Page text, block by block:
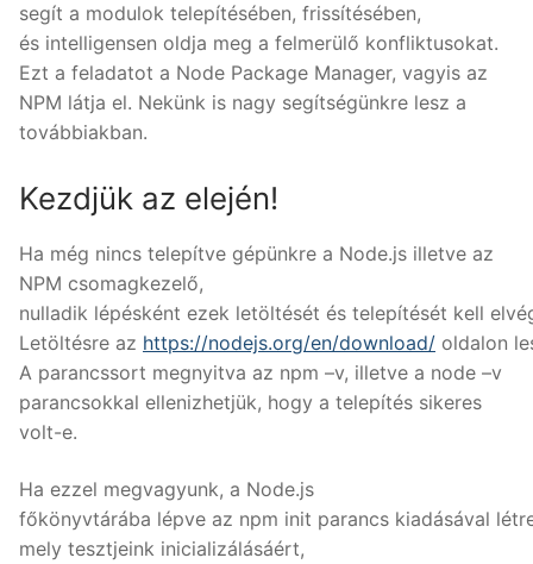
segít a modulok telepítésében, frissítésében,
és intelligensen oldja meg a felmerülő konfliktusokat.
Ezt a feladatot a Node Package Manager, vagyis az
NPM látja el. Nekünk is nagy segítségünkre lesz a
továbbiakban.
Kezdjük az elején!
Ha még nincs telepítve gépünkre a Node.js illetve az
NPM csomagkezelő,
nulladik lépésként ezek letöltését és telepítését kell
Letöltésre az https://nodejs.org/en/download/ oldalon
A parancssort megnyitva az npm –v, illetve a node –v
parancsokkal ellenizhetjük, hogy a telepítés sikeres
volt-e.
Ha ezzel megvagyunk, a Node.js
főkönyvtárába lépve az npm init parancs kiadásával
mely tesztjeink inicializálásáért,